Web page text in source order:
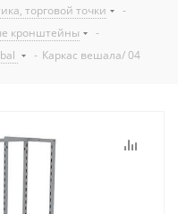
торговой точки
-
кронштейны
-
- Каркас вешала/ 04